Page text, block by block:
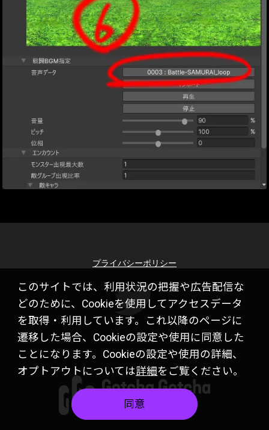
このサイトでは、利用状況の把握や広告配信な
どのために、Cookieを使用してアクセスデータ
を取得・利用しています。これ以降のページに
遷移した場合、Cookieの設定や使用に同意した
ことになります。Cookieの設定や使用の詳細、
オプトアウトについては詳細をご覧ください。
同意
プライバシーポリシー